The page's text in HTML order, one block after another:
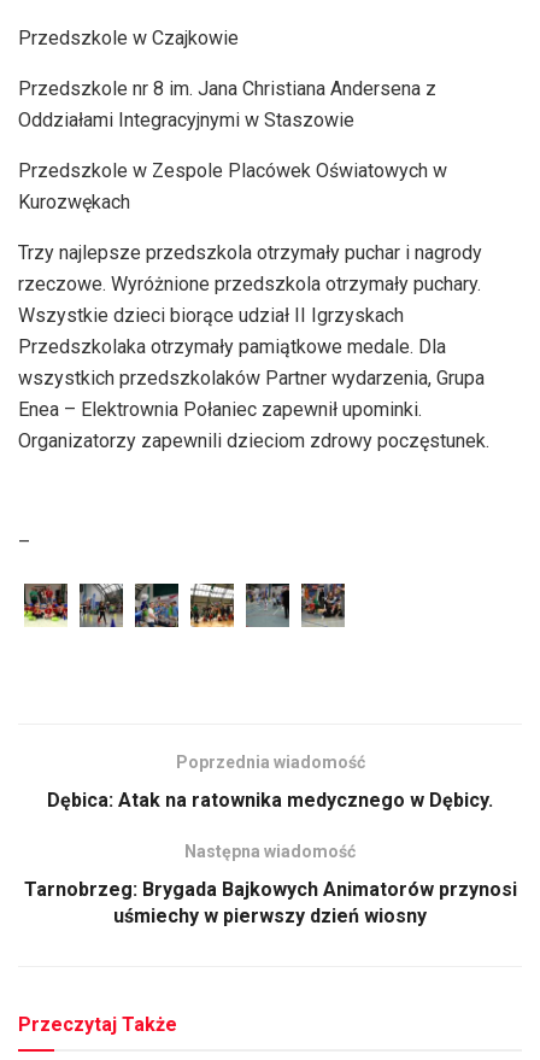
Przedszkole w Czajkowie
Przedszkole nr 8 im. Jana Christiana Andersena z
Oddziałami Integracyjnymi w Staszowie
Przedszkole w Zespole Placówek Oświatowych w
Kurozwękach
Trzy najlepsze przedszkola otrzymały puchar i nagrody
rzeczowe. Wyróżnione przedszkola otrzymały puchary.
Wszystkie dzieci biorące udział II Igrzyskach
Przedszkolaka otrzymały pamiątkowe medale. Dla
wszystkich przedszkolaków Partner wydarzenia, Grupa
Enea – Elektrownia Połaniec zapewnił upominki.
Organizatorzy zapewnili dzieciom zdrowy poczęstunek.
–
Poprzednia wiadomość
Dębica: Atak na ratownika medycznego w Dębicy.
Następna wiadomość
Tarnobrzeg: Brygada Bajkowych Animatorów przynosi
uśmiechy w pierwszy dzień wiosny
Przeczytaj Także